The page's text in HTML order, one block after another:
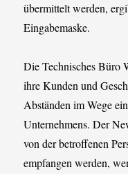
übermittelt werden,
Eingabemaske.
Die Technisches Büro
ihre Kunden und
Abständen im Wege
Unternehmens. Der
von der betroffenen
empfangen werden,